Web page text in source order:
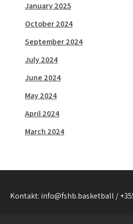
January 2025
October 2024
September 2024
July 2024
June 2024
May 2024
April 2024
March 2024
Kontakt: info@fshb.basketball /